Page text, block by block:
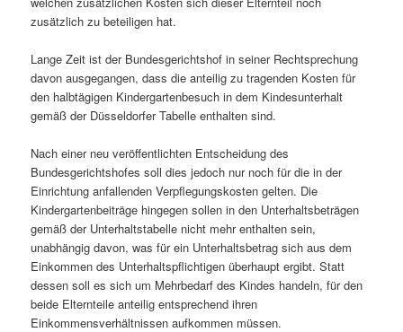
zusätzlich zu beteiligen hat.
Lange Zeit ist der Bundesgerichtshof in seiner Rechtsprechung
davon ausgegangen, dass die anteilig zu tragenden Kosten für
den halbtägigen Kindergartenbesuch in dem Kindesunterhalt
gemäß der Düsseldorfer Tabelle enthalten sind.
Nach einer neu veröffentlichten Entscheidung des
Bundesgerichtshofes soll dies jedoch nur noch für die in der
Einrichtung anfallenden Verpflegungskosten gelten. Die
Kindergartenbeiträge hingegen sollen in den Unterhaltsbeträgen
gemäß der Unterhaltstabelle nicht mehr enthalten sein,
unabhängig davon, was für ein Unterhaltsbetrag sich aus dem
Einkommen des Unterhaltspflichtigen überhaupt ergibt. Statt
dessen soll es sich um Mehrbedarf des Kindes handeln, für den
beide Elternteile anteilig entsprechend ihren
Einkommensverhältnissen aufkommen müssen.